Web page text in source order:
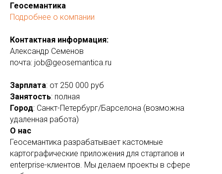
Геосемантика
Подробнее о компании
Контактная информация:
Александр Семенов
почта: job@geosemantica.ru
Зарплата: от 250 000 руб
Занятость: полная
Город: Санкт-Петербург/Барселона (возможна
удаленная работа)
О нас
Геосемантика разрабатывает кастомные
картографические приложения для стартапов и
enterprise-клиентов. Мы делаем проекты в сфере